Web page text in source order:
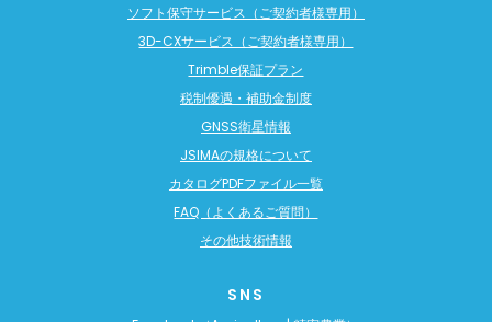
ソフト保守サービス（ご契約者様専用）
3D-CXサービス（ご契約者様専用）
Trimble保証プラン
税制優遇・補助金制度
GNSS衛星情報
JSIMAの規格について
カタログPDFファイル一覧
FAQ（よくあるご質問）
その他技術情報
SNS